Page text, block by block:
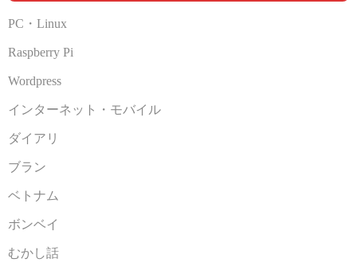
PC・Linux
Raspberry Pi
Wordpress
インターネット・モバイル
ダイアリ
ブラン
ベトナム
ボンベイ
むかし話